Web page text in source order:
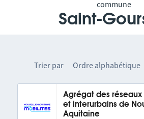
commune
Saint-
Trier par Ordre alphabétique
Agrégat des réseaux
et interurbains de
Aquitaine